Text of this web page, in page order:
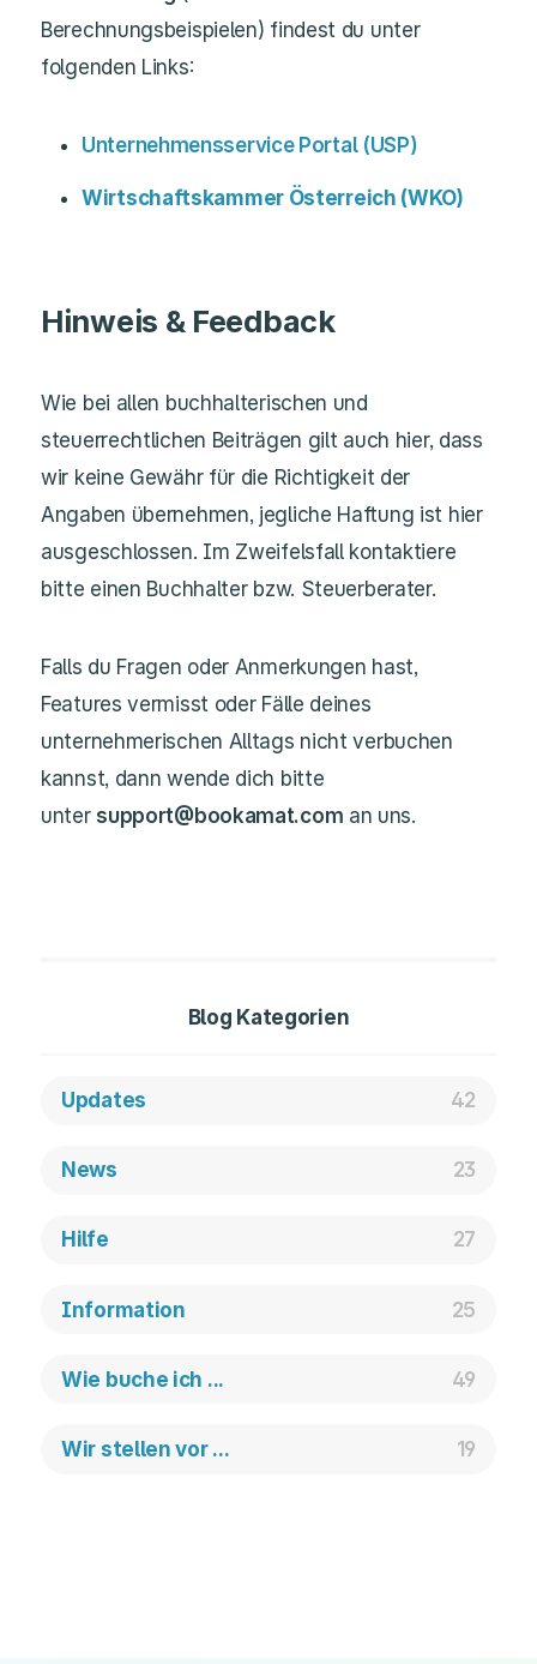
Berechnungsbeispielen) findest du unter
folgenden Links:
Unternehmensservice Portal (USP)
Wirtschaftskammer Österreich (WKO)
Hinweis & Feedback
Wie bei allen buchhalterischen und
steuerrechtlichen Beiträgen gilt auch hier, dass
wir keine Gewähr für die Richtigkeit der
Angaben übernehmen, jegliche Haftung ist hier
ausgeschlossen. Im Zweifelsfall kontaktiere
bitte einen Buchhalter bzw. Steuerberater.
Falls du Fragen oder Anmerkungen hast,
Features vermisst oder Fälle deines
unternehmerischen Alltags nicht verbuchen
kannst, dann wende dich bitte
unter support@bookamat.com an uns.
Blog Kategorien
Updates 42
News 23
Hilfe 27
Information 25
Wie buche ich ... 49
Wir stellen vor ... 19